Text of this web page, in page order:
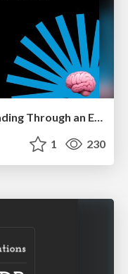
The innovator’s Mindset - Leading Through an Era of Exponential Change - McGill University 2025
1 230